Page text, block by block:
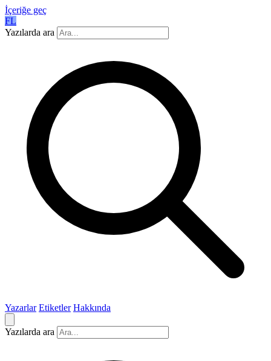
İçeriğe geç
FL
Yazılarda ara
Yazarlar Etiketler Hakkında
Yazılarda ara